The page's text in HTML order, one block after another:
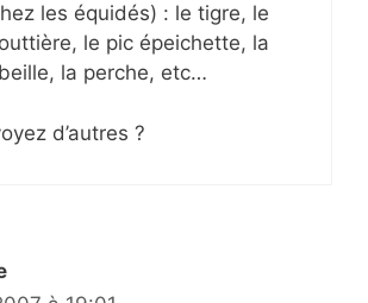
les équidés) : le tigre, le
le pic épeichette, la
la perche, etc…
d’autres ?